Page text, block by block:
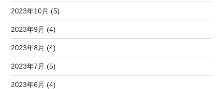
2023年10月 (5)
2023年9月 (4)
2023年8月 (4)
2023年7月 (5)
2023年6月 (4)